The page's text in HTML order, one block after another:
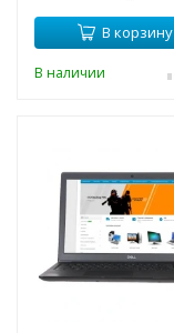
В корзину
В наличии